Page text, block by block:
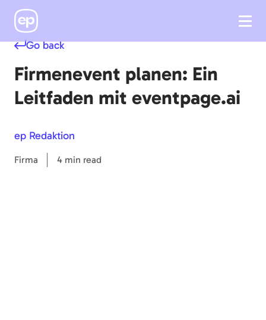
Go back
Firmenevent planen: Ein
Leitfaden mit eventpage.ai
ep Redaktion
Firma 4 min read